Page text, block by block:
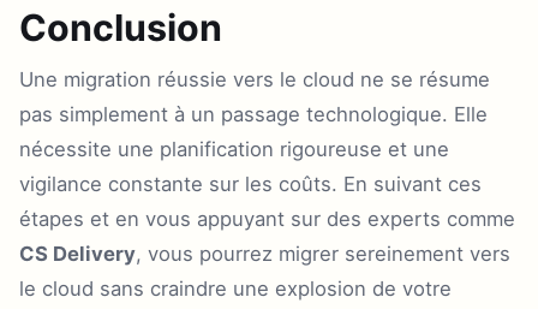
Conclusion
Une migration réussie vers le cloud ne se résume
pas simplement à un passage technologique. Elle
nécessite une planification rigoureuse et une
vigilance constante sur les coûts. En suivant ces
étapes et en vous appuyant sur des experts comme
CS Delivery, vous pourrez migrer sereinement vers
le cloud sans craindre une explosion de votre